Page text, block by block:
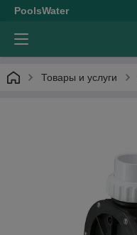
PoolsWater
Товары и услуги